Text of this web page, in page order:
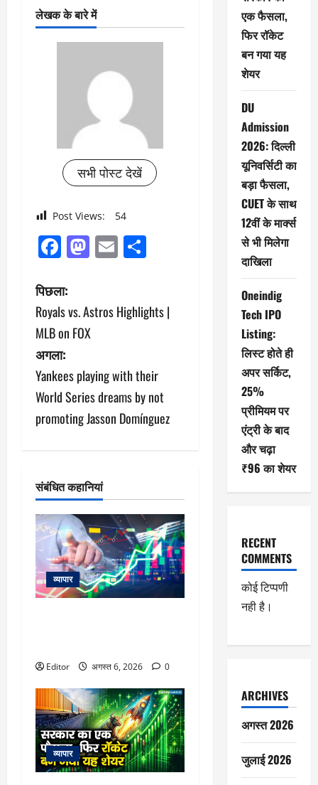
लेखक के बारे में
सभी पोस्ट देखें
Post Views: 54
Facebook
Mastodon
Email
पो
स्ट
ने
वि
गे
न
पिछला:
Royals vs. Astros Highlights |
MLB on FOX
अगला:
Yankees playing with their
World Series dreams by not
promoting Jasson Domínguez
संबंधित कहानियां
व्यापार
Editor अगस्त 6, 2026 0
व्यापार
एक फैसला,
फिर रॉकेट
बन गया यह
शेयर
DU
Admission
2026: दिल्ली
यूनिवर्सिटी का
बड़ा फैसला,
CUET के साथ
12वीं के मार्क्स
से भी मिलेगा
दाखिला
Oneindig
Tech IPO
Listing:
लिस्ट होते ही
अपर सर्किट,
25%
प्रीमियम पर
एंट्री के बाद
और चढ़ा
₹96 का शेयर
RECENT
COMMENTS
कोई टिप्पणी
नही है।
ARCHIVES
अगस्त 2026
जुलाई 2026